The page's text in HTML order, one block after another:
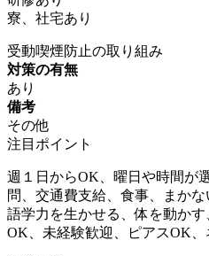
寮、社宅あり
受動喫煙防止の取り組み
対策の有無
あり
備考
その他
注目ポイント
週１日からOK、曜日や時間が
問、交通費支給、食事、まか
語学力を生かせる、体を動か
OK、未経験歓迎、ピアスOK